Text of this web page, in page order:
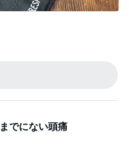
でにない頭痛